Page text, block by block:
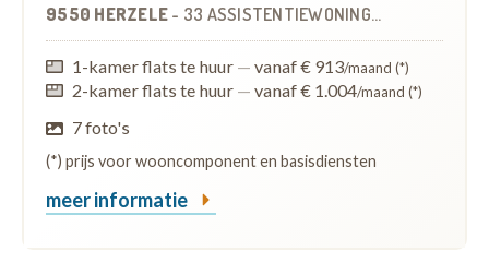
9550 HERZELE - 33 ASSISTENTIEWONINGEN
1-kamer flats te huur — vanaf € 913/maand (*)
2-kamer flats te huur — vanaf € 1.004/maand (*)
7 foto's
(*) prijs voor wooncomponent en basisdiensten
meer informatie